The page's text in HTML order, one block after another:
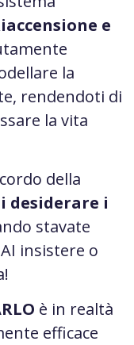
e
la
rendendoti di
la vita
della
desiderare i
stavate
insistere o
è in realtà
efficace